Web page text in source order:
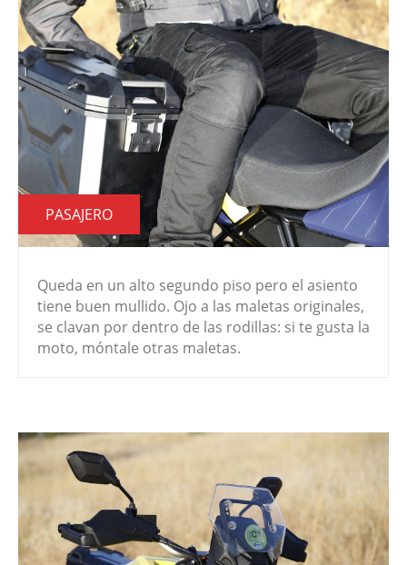
PASAJERO
Queda en un alto segundo piso pero el asiento
tiene buen mullido. Ojo a las maletas originales,
se clavan por dentro de las rodillas: si te gusta la
moto, móntale otras maletas.